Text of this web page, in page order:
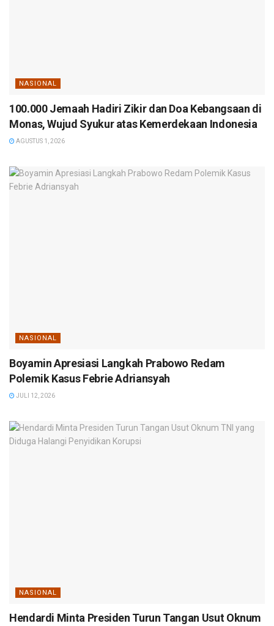
NASIONAL
100.000 Jemaah Hadiri Zikir dan Doa Kebangsaan di
Monas, Wujud Syukur atas Kemerdekaan Indonesia
AGUSTUS 1, 2026
NASIONAL
Boyamin Apresiasi Langkah Prabowo Redam
Polemik Kasus Febrie Adriansyah
JULI 12, 2026
NASIONAL
Hendardi Minta Presiden Turun Tangan Usut Oknum